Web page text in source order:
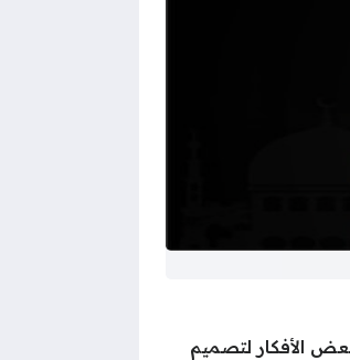
الأفكار لتصميم